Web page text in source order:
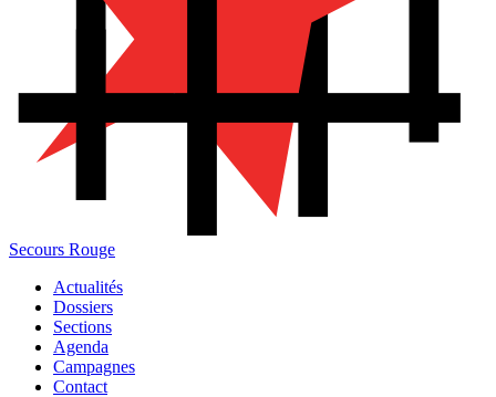
Secours Rouge
Actualités
Dossiers
Sections
Agenda
Campagnes
Contact